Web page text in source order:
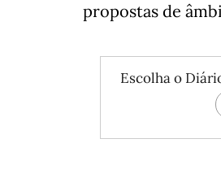
propostas de
Escolha o